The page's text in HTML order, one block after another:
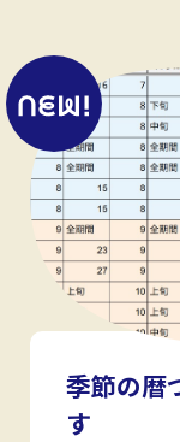
季節の暦
す